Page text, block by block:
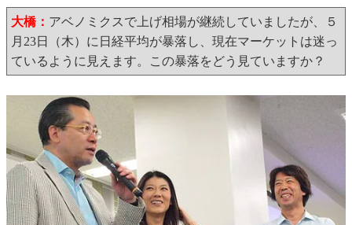
大橋： アベノミクスで上げ相場が継続していましたが、５
月23日（木）に日経平均が暴落し、現在マーケットは迷っ
ているように見えます。この暴落をどう見ていますか？